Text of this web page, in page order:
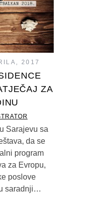
2017
ZA
Sarajevu sa
da se
program
za Evropu,
poslove
saradnji…